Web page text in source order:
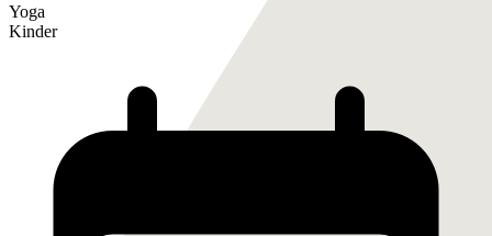
Yoga
Kinder